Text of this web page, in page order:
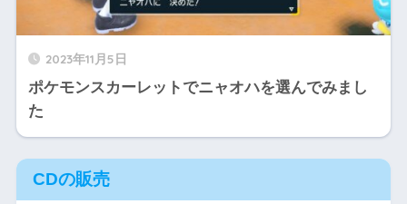
2023年11月5日
ポケモンスカーレットでニャオハを選んでみまし
た
CDの販売